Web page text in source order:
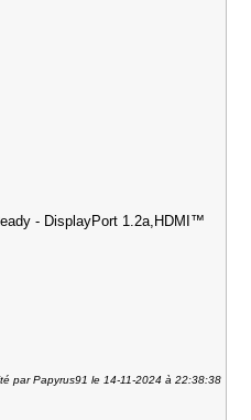
- DisplayPort 1.2a,HDMI™
par Papyrus91 le 14-11-2024 à 22:38:38